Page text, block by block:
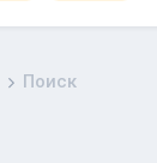
Поиск